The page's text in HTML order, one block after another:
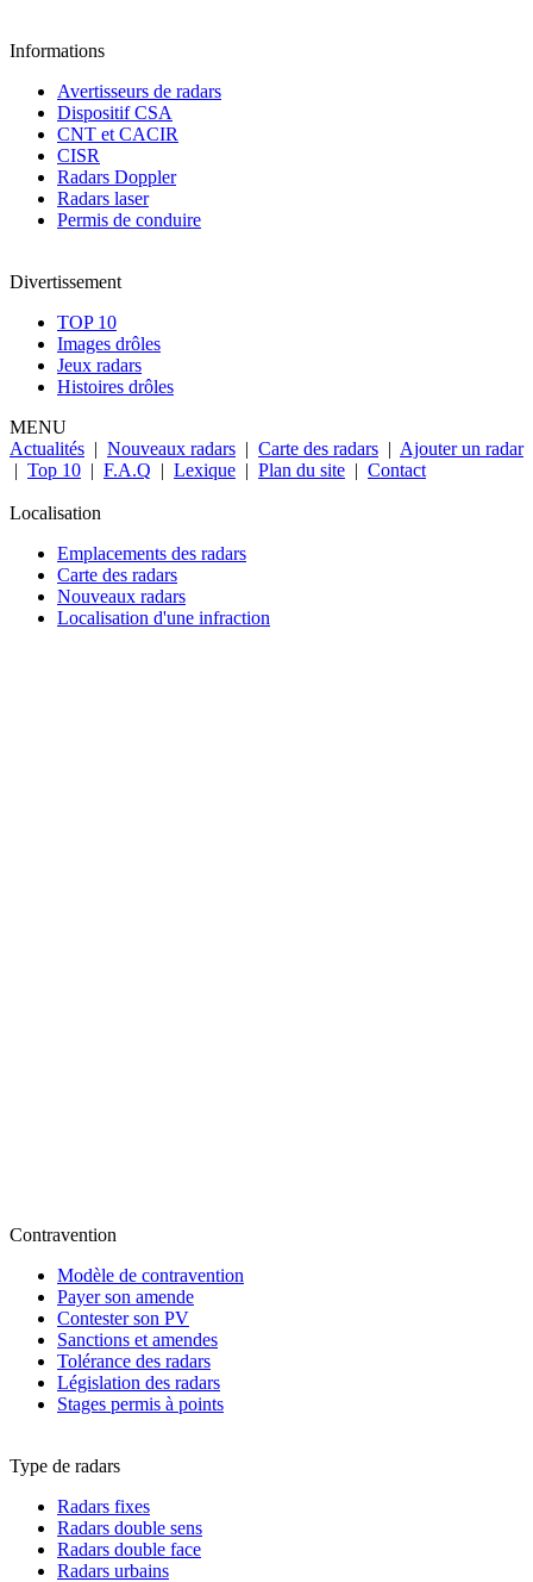
Informations
Avertisseurs de radars
Dispositif CSA
CNT et CACIR
CISR
Radars Doppler
Radars laser
Permis de conduire
Divertissement
TOP 10
Images drôles
Jeux radars
Histoires drôles
MENU
Actualités | Nouveaux radars | Carte des radars | Ajouter un radar
| Top 10 | F.A.Q | Lexique | Plan du site | Contact
Localisation
Emplacements des radars
Carte des radars
Nouveaux radars
Localisation d'une infraction
Contravention
Modèle de contravention
Payer son amende
Contester son PV
Sanctions et amendes
Tolérance des radars
Législation des radars
Stages permis à points
Type de radars
Radars fixes
Radars double sens
Radars double face
Radars urbains